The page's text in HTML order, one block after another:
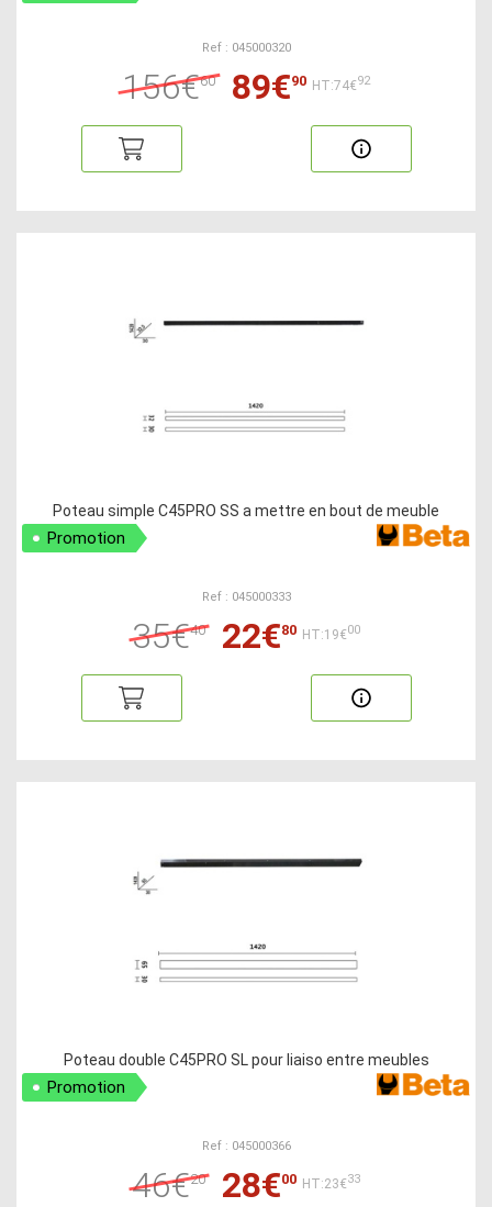
Ref : 045000320
156€60 89€90 HT:74€92
Poteau simple C45PRO SS a mettre en bout de meuble
Promotion
Ref : 045000333
35€40 22€80 HT:19€00
Poteau double C45PRO SL pour liaiso entre meubles
Promotion
Ref : 045000366
46€20 28€00 HT:23€33